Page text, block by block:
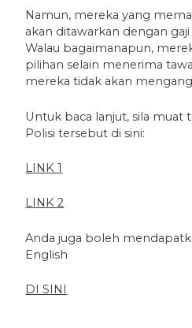
Namun, mereka yang
akan ditawarkan dengan
Walau bagaimanapun,
pilihan selain menerima
mereka tidak akan
Untuk baca lanjut, sila muat
Polisi tersebut di sini:
LINK 1
LINK 2
Anda juga boleh
English
DI SINI